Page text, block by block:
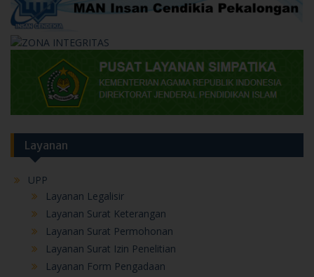
Layanan
UPP
Layanan Legalisir
Layanan Surat Keterangan
Layanan Surat Permohonan
Layanan Surat Izin Penelitian
Layanan Form Pengadaan